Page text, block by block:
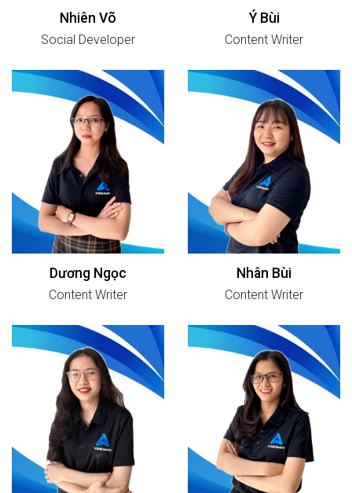
Nhiên Võ
Social Developer
Ý Bùi
Content Writer
Dương Ngọc
Content Writer
Nhân Bùi
Content Writer